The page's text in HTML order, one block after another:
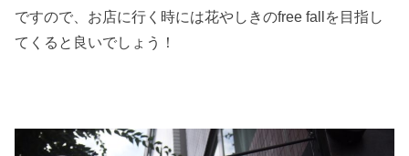
ですので、お店に行く時には花やしきのfree fallを目指し
てくると良いでしょう！